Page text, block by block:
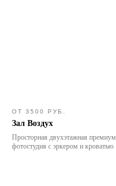
ОТ 3500 РУБ.
Зал Воздух
Просторная двухэтажная премиум
фотостудия с эркером и кроватью